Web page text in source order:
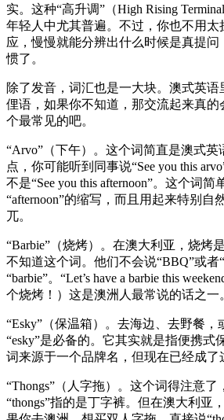
实。这种“高升调”（High Rising
年轻人中尤其普遍。不过，你也不用太
应，慢慢就能分辨出什么时候是真提问
惯了。
除了发音，词汇也是一大块。澳式英
俚语，如果你不知道，那交流起来真
个最常见的吧。
“Arvo”（下午）。这个词简直是澳式
点，你可能听到同事说“See you this
不是“See you this afternoon”。这个词简
“afternoon”的缩写，而且用起来特别自
兀。
“Barbie”（烧烤）。在澳大利亚，烧烤
不知道这个词。他们不会说“BBQ”或者
“barbie”。“Let’s have a barbie this
个烧烤！）这是澳洲人最常说的话之一
“Esky”（保温箱）。去海边、去野餐，
“esky”是必备的。它其实就是指便携式
词来源于一个品牌名，但现在已经成了
“Thongs”（人字拖）。这个词得注意了
“thongs”指的是丁字裤。但在澳大利亚